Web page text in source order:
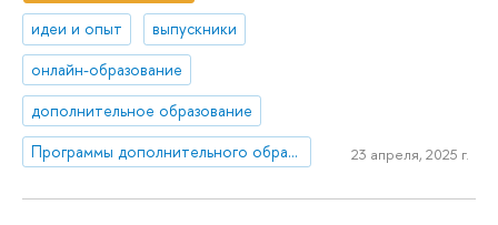
идеи и опыт
выпускники
онлайн-образование
дополнительное образование
Программы дополнительного образования Школы коммуникаций
23 апреля, 2025 г.